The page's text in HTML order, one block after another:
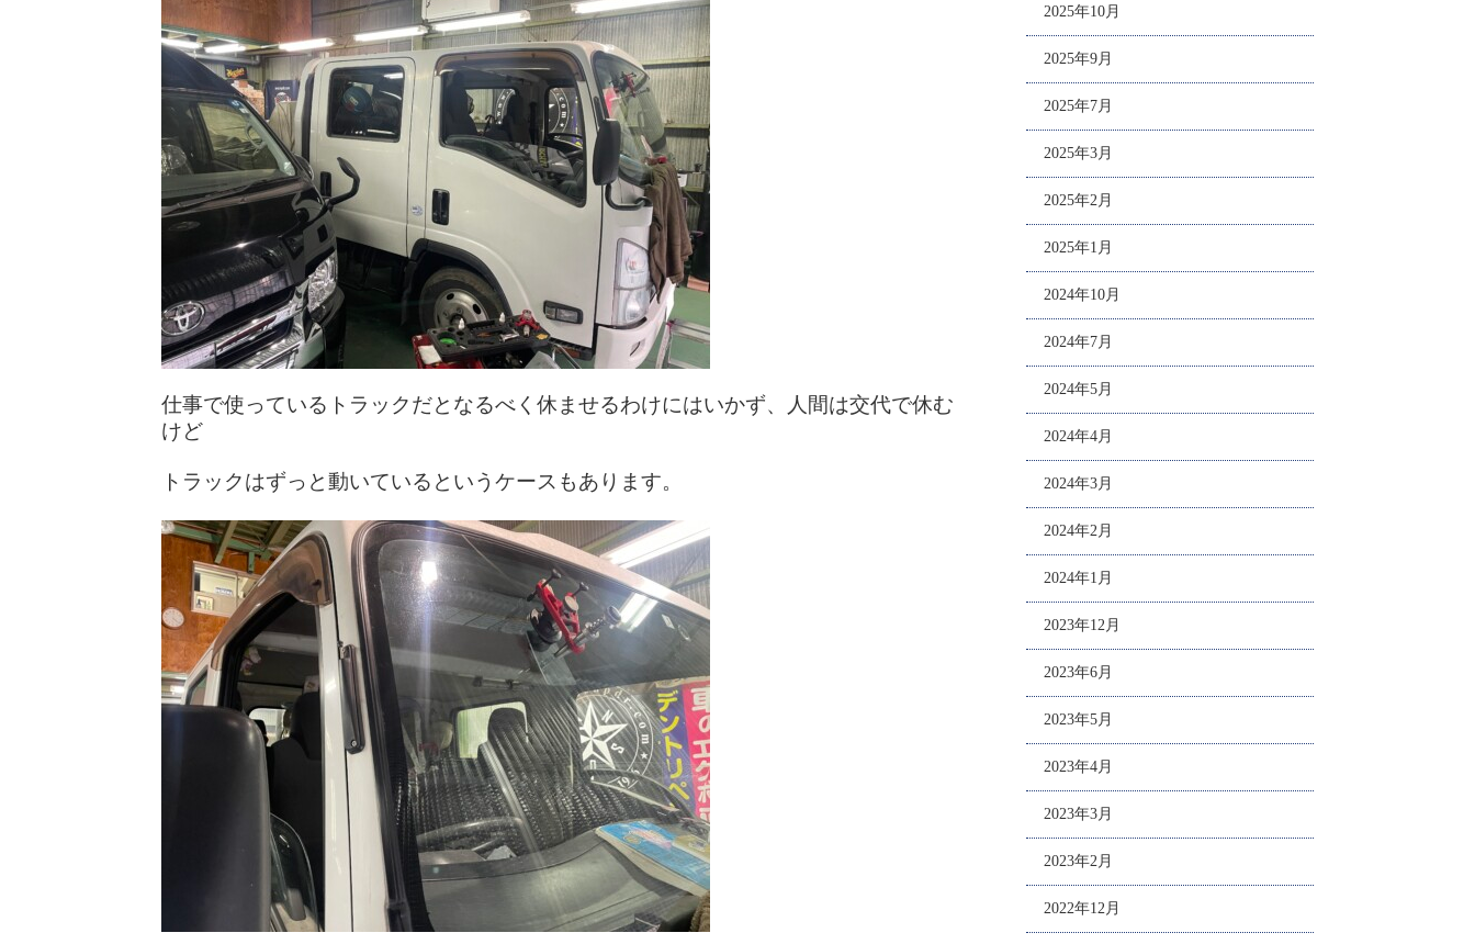
仕事で使っているトラックだとなるべく休ませるわけにはいかず、人間は交代で休む
けど
トラックはずっと動いているというケースもあります。
2025年10月
2025年9月
2025年7月
2025年3月
2025年2月
2025年1月
2024年10月
2024年7月
2024年5月
2024年4月
2024年3月
2024年2月
2024年1月
2023年12月
2023年6月
2023年5月
2023年4月
2023年3月
2023年2月
2022年12月